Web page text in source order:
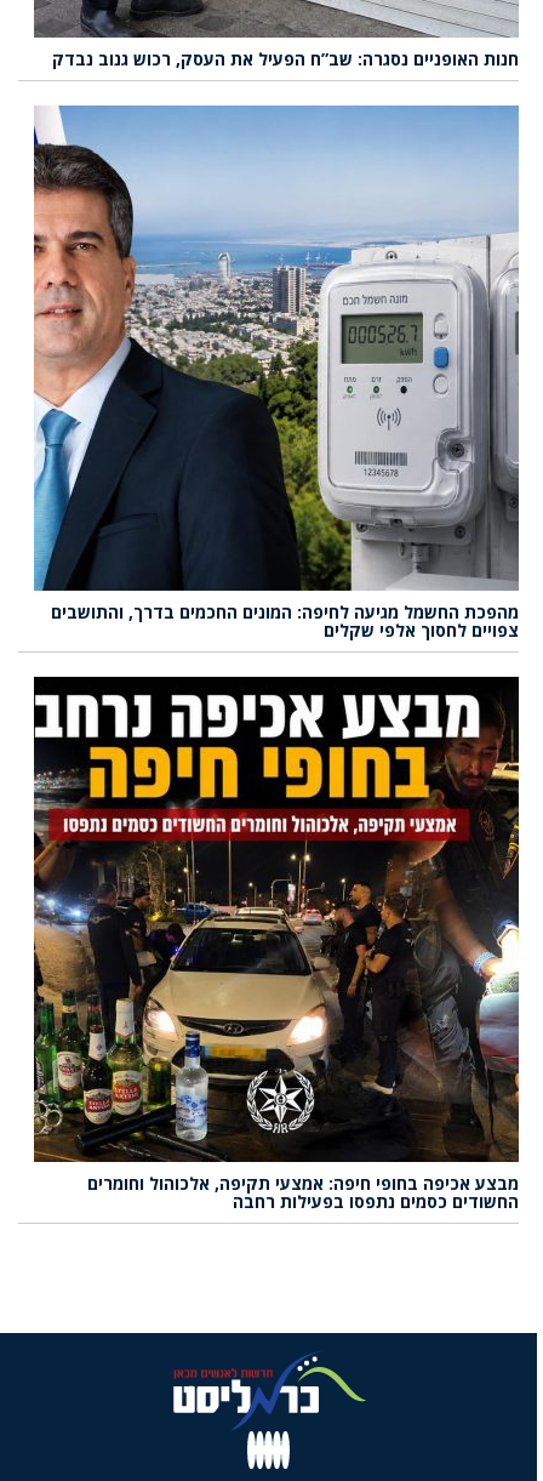
חנות האופניים נסגרה: שב”ח הפעיל את העסק, רכוש גנוב נבדק
מהפכת החשמל מגיעה לחיפה: המונים החכמים בדרך, והתושבים
צפויים לחסוך אלפי שקלים
מבצע אכיפה בחופי חיפה: אמצעי תקיפה, אלכוהול וחומרים
החשודים כסמים נתפסו בפעילות רחבה